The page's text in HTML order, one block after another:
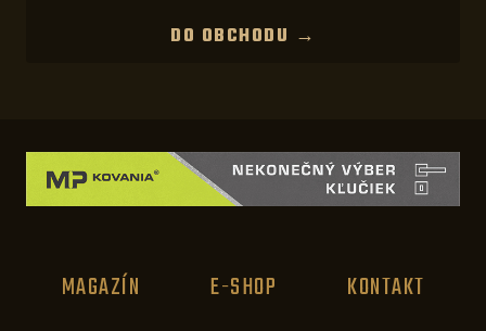
DO OBCHODU →
MAGAZÍN E-SHOP KONTAKT